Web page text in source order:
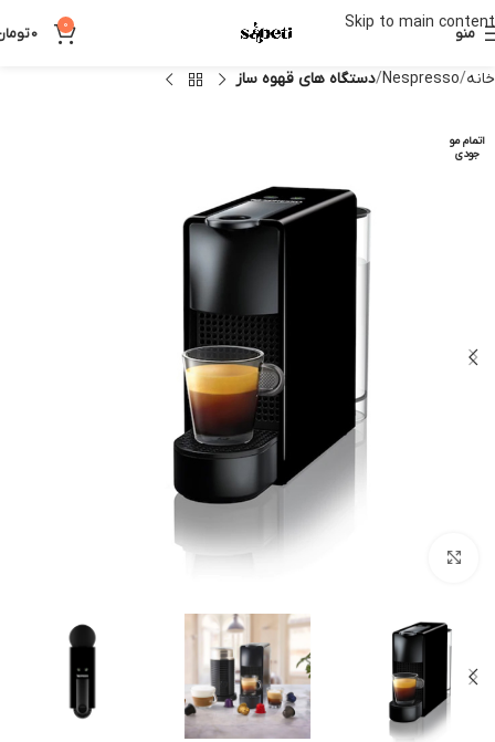
Skip to main content
منو 0
0
خانه Nespresso دستگاه های قهوه ساز
اتمام مو
جودی